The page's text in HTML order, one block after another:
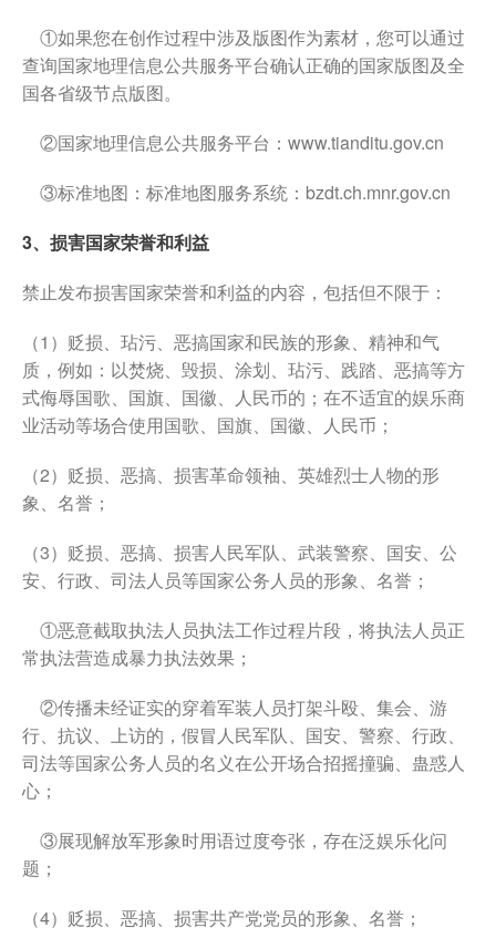
①如果您在创作过程中涉及版图作为素材，您可以通过
查询国家地理信息公共服务平台确认正确的国家版图及全
国各省级节点版图。
②国家地理信息公共服务平台：www.tianditu.gov.cn
③标准地图：标准地图服务系统：bzdt.ch.mnr.gov.cn
3、损害国家荣誉和利益
禁止发布损害国家荣誉和利益的内容，包括但不限于：
（1）贬损、玷污、恶搞国家和民族的形象、精神和气
质，例如：以焚烧、毁损、涂划、玷污、践踏、恶搞等方
式侮辱国歌、国旗、国徽、人民币的；在不适宜的娱乐商
业活动等场合使用国歌、国旗、国徽、人民币；
（2）贬损、恶搞、损害革命领袖、英雄烈士人物的形
象、名誉；
（3）贬损、恶搞、损害人民军队、武装警察、国安、公
安、行政、司法人员等国家公务人员的形象、名誉；
①恶意截取执法人员执法工作过程片段，将执法人员正
常执法营造成暴力执法效果；
②传播未经证实的穿着军装人员打架斗殴、集会、游
行、抗议、上访的，假冒人民军队、国安、警察、行政、
司法等国家公务人员的名义在公开场合招摇撞骗、蛊惑人
心；
③展现解放军形象时用语过度夸张，存在泛娱乐化问
题；
（4）贬损、恶搞、损害共产党党员的形象、名誉；